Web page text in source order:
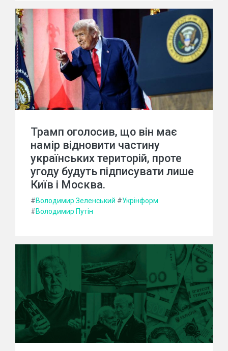
Трамп оголосив, що він має
намір відновити частину
українських територій, проте
угоду будуть підписувати лише
Київ і Москва.
#Володимир Зеленський #Укрінформ
#Володимир Путін